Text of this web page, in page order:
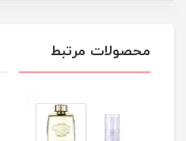
محصولات مرتبط